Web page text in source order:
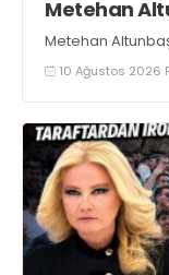
Metehan
Metehan
10 Ağustos 2026